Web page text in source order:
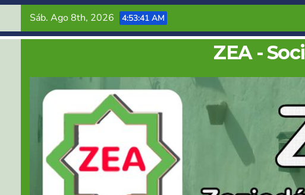
Saltar
Sáb. Ago 8th, 2026 4:53:42 AM
ZEA -